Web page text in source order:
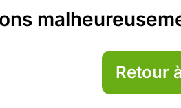
Retour